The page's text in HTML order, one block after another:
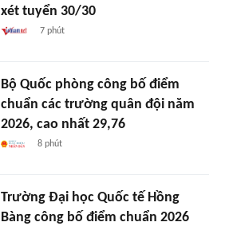
xét tuyển 30/30
7 phút
Bộ Quốc phòng công bố điểm
chuẩn các trường quân đội năm
2026, cao nhất 29,76
8 phút
Trường Đại học Quốc tế Hồng
Bàng công bố điểm chuẩn 2026